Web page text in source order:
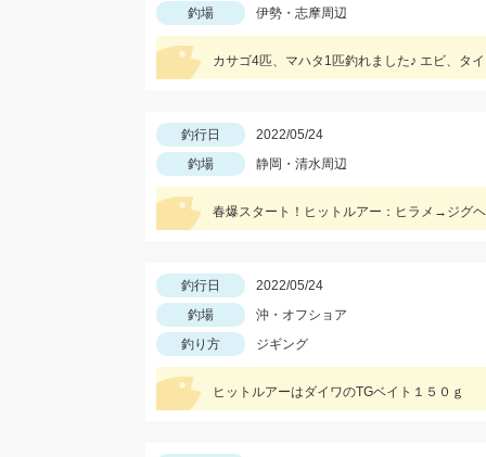
釣場
伊勢・志摩周辺
カサゴ4匹、マハタ1匹釣れました♪ エビ、タ
釣行日
2022/05/24
釣場
静岡・清水周辺
春爆スタート！ヒットルアー：ヒラメ→ジグ
釣行日
2022/05/24
釣場
沖・オフショア
釣り方
ジギング
ヒットルアーはダイワのTGベイト１５０ｇ